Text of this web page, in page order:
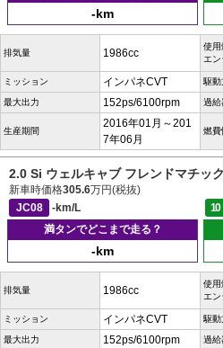
-km
排気量 1986cc
使用
エン
ミッション インパネCVT 駆動
最大出力 152ps/6100rpm 過給
生産期間
2016年01月～201
7年06月
燃費
2.0 Si ウェルキャブ フレンドマチッ
新車時価格305.6万円(税抜)
JC08
-km/L 10
満タンでどこまで走る？
-km
排気量 1986cc
使用
エン
ミッション インパネCVT 駆動
最大出力 152ps/6100rpm 過給